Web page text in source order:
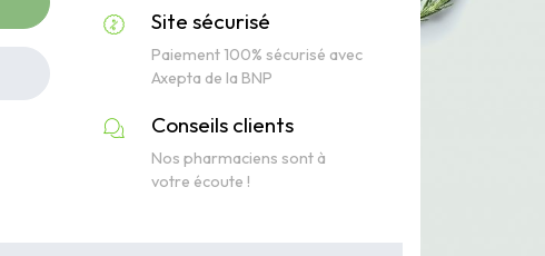
Site sécurisé
Paiement 100% sécurisé avec
Axepta de la BNP
Conseils clients
Nos pharmaciens sont à
votre écoute !